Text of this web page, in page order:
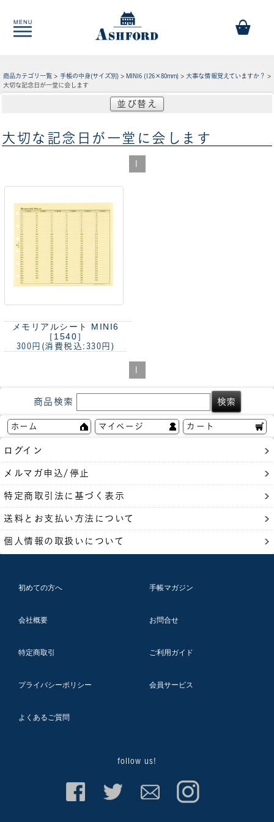
商品カテゴリ一覧 > 手帳の中身(サイズ別) > MINI6 (126×80mm) > 大事な情報覚えていますか？ >
大切な記念日が一堂に会します
並び替え
大切な記念日が一堂に会します
1
メモリアルシート MINI6
［1540］
300円 (消費税込:330円)
1
商品検索
ホーム マイページ カート
ログイン
メルマガ申込/停止
特定商取引法に基づく表示
送料とお支払い方法について
個人情報の取扱いについて
初めての方へ 手帳マガジン
会社概要 お問合せ
特定商取引 ご利用ガイド
プライバシーポリシー 会員サービス
よくあるご質問
follow us!